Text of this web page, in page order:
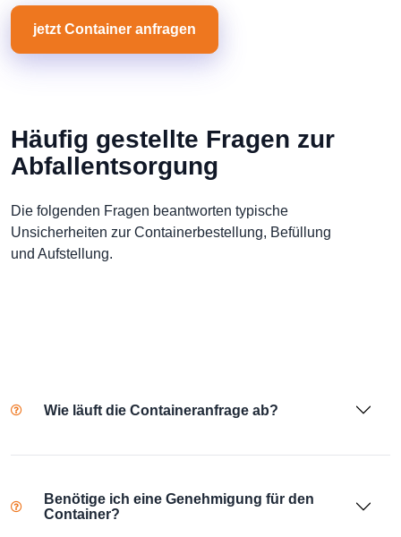
jetzt Container anfragen
Häufig gestellte Fragen zur
Abfallentsorgung
Die folgenden Fragen beantworten typische
Unsicherheiten zur Containerbestellung, Befüllung
und Aufstellung.
Wie läuft die Containeranfrage ab?
Benötige ich eine Genehmigung für den
Container?